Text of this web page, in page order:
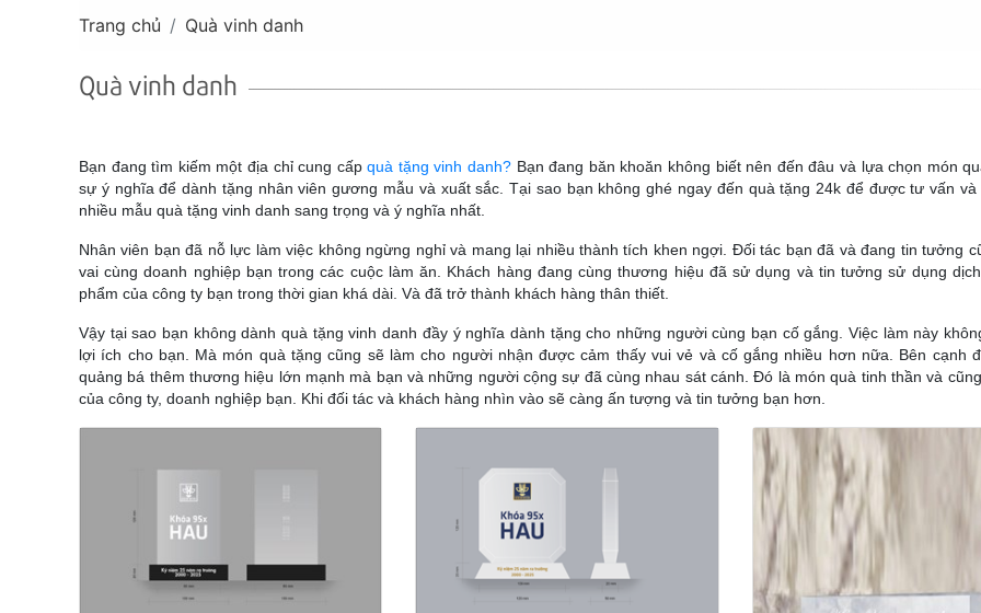
Trang chủ Quà vinh danh
Quà vinh danh
Bạn đang tìm kiếm một địa chỉ cung cấpquà tặng vinh danh? Bạn đang băn khoăn không biết nên đến đâu và lựa chọn món
sự ý nghĩa để dành tặng nhân viên gương mẫu và xuất sắc. Tại sao bạn không ghé ngay đến quà tặng 24k để được tư vấn và
nhiều mẫu quà tặng vinh danh sang trọng và ý nghĩa nhất.
Nhân viên bạn đã nỗ lực làm việc không ngừng nghỉ và mang lại nhiều thành tích khen ngợi. Đối tác bạn đã và đang tin tưởng
vai cùng doanh nghiệp bạn trong các cuộc làm ăn. Khách hàng đang cùng thương hiệu đã sử dụng và tin tưởng sử dụng
phẩm của công ty bạn trong thời gian khá dài. Và đã trở thành khách hàng thân thiết.
Vậy tại sao bạn không dành quà tặng vinh danh đầy ý nghĩa dành tặng cho những người cùng bạn cố gắng. Việc làm này
lợi ích cho bạn. Mà món quà tặng cũng sẽ làm cho người nhận được cảm thấy vui vẻ và cố gắng nhiều hơn nữa. Bên cạnh
quảng bá thêm thương hiệu lớn mạnh mà bạn và những người cộng sự đã cùng nhau sát cánh. Đó là món quà tinh thần và
của công ty, doanh nghiệp bạn. Khi đối tác và khách hàng nhìn vào sẽ càng ấn tượng và tin tưởng bạn hơn.